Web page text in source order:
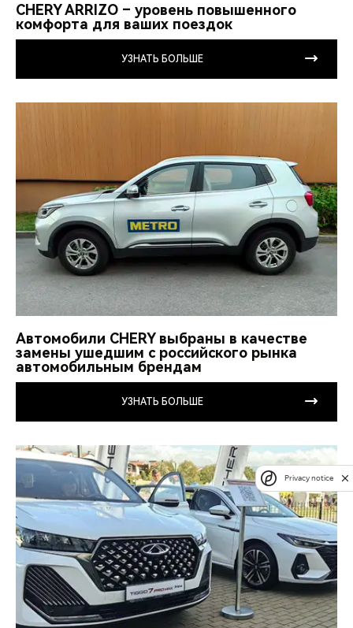
CHERY ARRIZO – уровень повышенного
комфорта для ваших поездок
УЗНАТЬ БОЛЬШЕ
Автомобили CHERY выбраны в качестве
замены ушедшим с российского рынка
автомобильным брендам
УЗНАТЬ БОЛЬШЕ
Privacy notice